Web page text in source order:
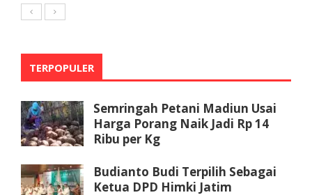
TERPOPULER
Semringah Petani Madiun Usai
Harga Porang Naik Jadi Rp 14
Ribu per Kg
Budianto Budi Terpilih Sebagai
Ketua DPD Himki Jatim